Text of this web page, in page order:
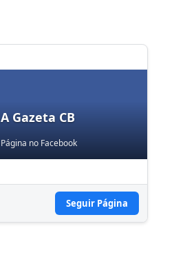
A Gazeta CB
Página no Facebook
Seguir Página